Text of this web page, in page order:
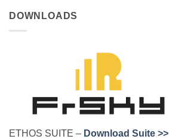
DOWNLOADS
ETHOS SUITE – Download Suite >>